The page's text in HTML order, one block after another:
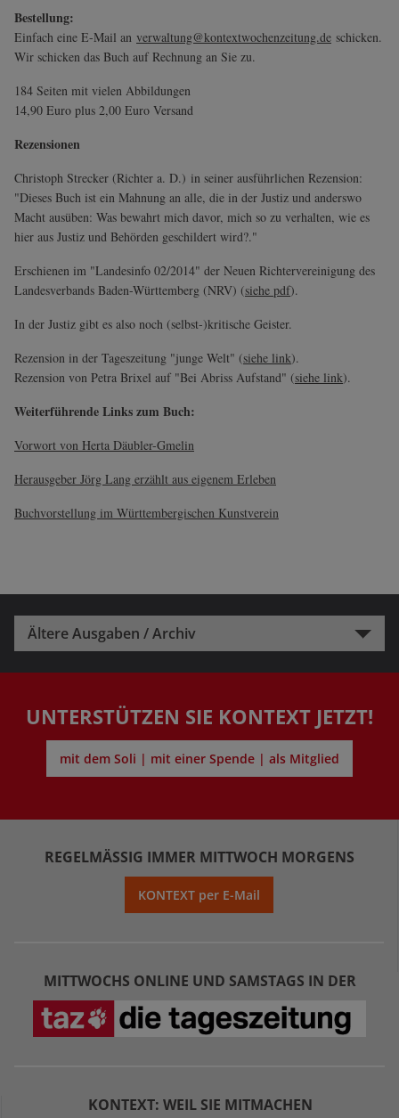
Bestellung:
Einfach eine E-Mail an verwaltung@kontextwochenzeitung.de schicken.
Wir schicken das Buch auf Rechnung an Sie zu.
184 Seiten mit vielen Abbildungen
14,90 Euro plus 2,00 Euro Versand
Rezensionen
Christoph Strecker (Richter a. D.) in seiner ausführlichen Rezension:
"Dieses Buch ist ein Mahnung an alle, die in der Justiz und anderswo
Macht ausüben: Was bewahrt mich davor, mich so zu verhalten, wie es
hier aus Justiz und Behörden geschildert wird?."
Erschienen im "Landesinfo 02/2014" der Neuen Richtervereinigung des
Landesverbands Baden-Württemberg (NRV) (siehe pdf).
In der Justiz gibt es also noch (selbst-)kritische Geister.
Rezension in der Tageszeitung "junge Welt" (siehe link).
Rezension von Petra Brixel auf "Bei Abriss Aufstand" (siehe link).
Weiterführende Links zum Buch:
Vorwort von Herta Däubler-Gmelin
Herausgeber Jörg Lang erzählt aus eigenem Erleben
Buchvorstellung im Württembergischen Kunstverein
Ältere Ausgaben / Archiv
UNTERSTÜTZEN SIE KONTEXT JETZT!
mit dem Soli | mit einer Spende | als Mitglied
REGELMÄSSIG IMMER MITTWOCH MORGENS
KONTEXT per E-Mail
MITTWOCHS ONLINE UND SAMSTAGS IN DER
KONTEXT: WEIL SIE MITMACHEN